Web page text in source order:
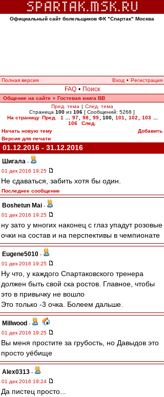
Официальный сайт болельщиков ФК "Спартак" Москва
Полная версия Вход • Регистрация
FAQ • Поиск
Общение на сайте » Гостевая книга ВВ
Пред. тема | След. тема
Страница 100 из 106 [ Сообщений: 5268 ]
На страницу Пред. 1 97 98 99 100, 101 102 103
106
След.
Начать новую тему
Добавить
Версия для печати
01.12.2016 - 31.12.2016
Шигала -
01 дек 2016 19:25
Не сдаваться, забить хотя бы один.
Последнее сообщение
Boshetun Mai -
01 дек 2016 19:25
ну зато у многих наконец с глаз упадут розовые
очки на состав и на перспективы в чемпионате
Eugene5010 -
01 дек 2016 19:25
Ну что, у каждого Спартаковского тренера
должен быть свой ска ростов. Главное, чтобы
это в привычку не вошло
Это только -3 очка. Болеем дальше.
Millwood -
01 дек 2016 19:25
Вы меня простите за грубость, но Давыдов это
просто уёбище
Alex0313 -
01 дек 2016 19:24
Да пистец просто...